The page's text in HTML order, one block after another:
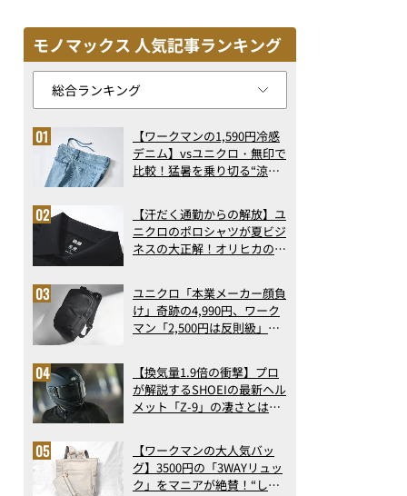
モノマックス 人気記事ランキング
【ワークマンの1,590円冷感
デニム】vsユニクロ・無印で
比較！猛暑を乗り切る“涼感
で決定版
【汗だく通勤からの解放】ユ
ニクロのポロシャツが夏ビジ
ネスの大正解！オリヒカの透
アの実力
ユニクロ「本業メーカー顔負
け」奇跡の4,990円、ワーク
マン「2,500円は反則級」凄
ト3】（2026年6月版）
【換気量1.9倍の衝撃】プロ
が解説するSHOEIの最新ヘル
メット「Z-9」の凄さとは？
ス【ワークマンの大人気バッ
グ】3500円の「3WAYリュッ
ク」をマニアが絶賛！“しご